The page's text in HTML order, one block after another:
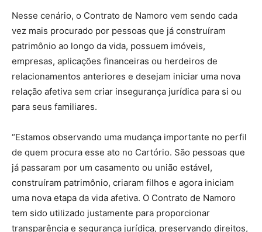
Nesse cenário, o Contrato de Namoro vem sendo cada
vez mais procurado por pessoas que já construíram
patrimônio ao longo da vida, possuem imóveis,
empresas, aplicações financeiras ou herdeiros de
relacionamentos anteriores e desejam iniciar uma nova
relação afetiva sem criar insegurança jurídica para si ou
para seus familiares.
“Estamos observando uma mudança importante no perfil
de quem procura esse ato no Cartório. São pessoas que
já passaram por um casamento ou união estável,
construíram patrimônio, criaram filhos e agora iniciam
uma nova etapa da vida afetiva. O Contrato de Namoro
tem sido utilizado justamente para proporcionar
transparência e segurança jurídica, preservando direitos,